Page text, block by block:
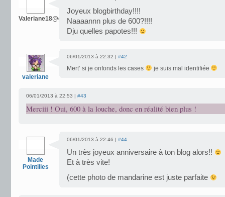
Valeriane18@gmail.com
Joyeux blogbirthday!!!!
Naaaannn plus de 600?!!!!
Dju quelles papotes!!!
valeriane
06/01/2013 à 22:32 | #42
Mert’ si je onfonds les cases je suis mal identifiée
06/01/2013 à 22:53 | #43
Merciii ! Oui, 600 à la louche, donc en réalité bien plus !
Made
Pointilles
06/01/2013 à 22:46 | #44
Un très joyeux anniversaire à ton blog alors!!
Et à très vite!
(cette photo de mandarine est juste parfaite